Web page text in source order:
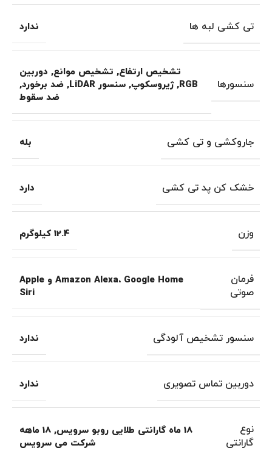
تی کشی لبه ها ندارد
سنسورها
تشخیص ارتفاع, تشخیص موانع, دوربین
RGB
,ژیروسکوپ, سنسور LiDAR , ضد برخورد,
ضد سقوط
جاروکشی و تی کشی بله
خشک کن پد تی کشی دارد
وزن 12.4 کیلوگرم
فرمان
صوتی
Amazon Alexa، Google Home و Apple
Siri
سنسور تشخیص آلودگی ندارد
دوربین تماس تصویری ندارد
نوع
گارانتی
18 ماه گارانتی طلایی روبو سرویس ,
18 ماهه
شرکت می سرویس